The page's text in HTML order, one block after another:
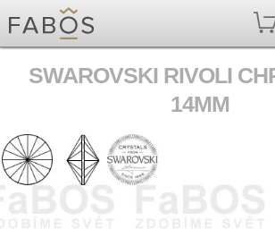
SWAROVSKI RIVOLI
14MM